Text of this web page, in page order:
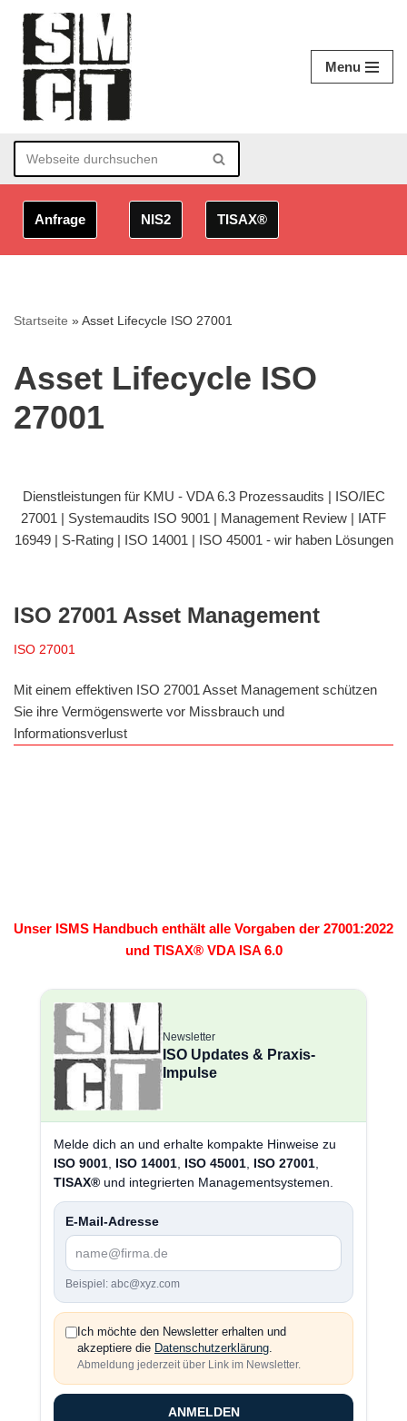
Zum
Inhalt
springen
Menu
Anfrage NIS2 TISAX®
Startseite »Asset Lifecycle ISO 27001
Asset Lifecycle ISO
27001
Dienstleistungen für KMU - VDA 6.3 Prozessaudits | ISO/IEC
27001 | Systemaudits ISO 9001 | Management Review | IATF
16949 | S-Rating | ISO 14001 | ISO 45001 - wir haben Lösungen
ISO 27001 Asset Management
ISO 27001
Mit einem effektiven ISO 27001 Asset Management schützen
Sie ihre Vermögenswerte vor Missbrauch und
Informationsverlust
Unser ISMS Handbuch enthält alle Vorgaben der 27001:2022
und TISAX® VDA ISA 6.0
Newsletter
ISO Updates & Praxis-
Impulse
Melde dich an und erhalte kompakte Hinweise zu
ISO 9001 ISO 14001 ISO 45001 ISO 27001
TISAX® und integrierten Managementsystemen.
E-Mail-Adresse
Beispiel: abc@xyz.com
Ich möchte den Newsletter erhalten und
akzeptiere die Datenschutzerklärung.
Abmeldung jederzeit über Link im Newsletter.
ANMELDEN